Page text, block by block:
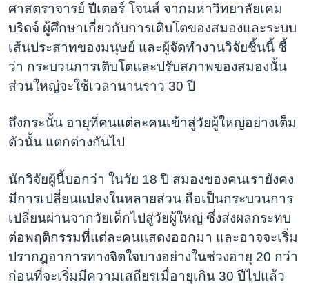
ศาสตราจารย์ ปีเตอร์ โจนส์ จากมหาวิทยาลัยเคม
บริดจ์ ผู้ศึกษาเกี่ยวกับการเติบโตของสมองและระบบ
เส้นประสาทของมนุษย์ และผู้จัดทำงานวิจัยชิ้นนี้ ชี้
ว่า กระบวนการเติบโตและปรับสภาพของสมองนั้น
ส่วนใหญ่จะใช้เวลานานราว 30 ปี
ถึงกระนั้น อายุที่คนแต่ละคนเข้าสู่วัยผู้ใหญ่อย่างเต็ม
ตัวนั้น แตกต่างกันไป
นักวิจัยผู้นี้บอกว่า ในวัย 18 ปี สมองของคนเรายังคง
มีการเปลี่ยนแปลงในหลายส่วน ถือเป็นกระบวนการ
เปลี่ยนผ่านจากวัยเด็กไปสู่วัยผู้ใหญ่ ซึ่งส่งผลกระทบ
ต่อพฤติกรรมที่แต่ละคนแสดงออกมา และอาจจะเริ่ม
ปรากฎอาการทางจิตใจบางอย่างในช่วงอายุ 20 กว่า
ก่อนที่จะเริ่มมีความเสถียรเมื่อายุเกิน 30 ปีไปแล้ว